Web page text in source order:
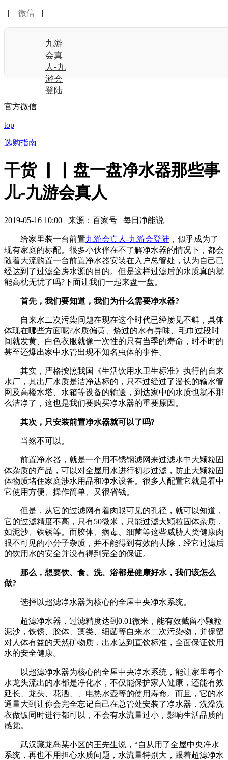
| | 微信 | |
九游
会真
人-九
游会
登陆
官方微信
top
选购指南
干货 ▏▏盘一盘净水器那些事
儿-九游会真人
2019-05-16 10:00 来源：百家号 每日净能说
给家里装一台前置九游会真人-九游会登陆 ，似乎成为了
现有家庭的标配。很多小伙伴在不了解净水器的情况下，都会
随着大流购置一台前置净水器安装在入户总管处，认为自己已
经达到了过滤全房水源的目的。但是这样过滤后的水质真的就
能高枕无忧了吗?下面让我们一起来盘一盘。
首先，我们要知道，我们为什么需要净水器?
自来水二次污染问题在现在这个时代已经屡见不鲜，具体
体现在哪些方面呢?水质偏黄、烧过的水有异味、毛巾过段时
间就发黄、白色衣服就像一次性的只有当季的寿命，时不时的
甚至还爆出家中水管出现不知名虫体的事件。
其实，严格按照我国《生活饮用水卫生标准》执行的自来
水厂，其出厂水质是洁净达标的，只不过经过了漫长的输水管
网及高楼水塔、水箱等设备的输送，到达家中的水质也就不那
么洁净了，这也是我们要购买净水器的重要原因。
其次，只安装前置净水器就可以了吗?
当然不可以。
前置净水器，就是一个用不锈钢滤网来过滤水中大颗粒固
体杂质的产品，可以对全屋用水进行初步过滤，防止大颗粒固
体物质堵住家庭涉水用品和净水设备。很多人配置它就是看中
它使用方便、操作简单、又很省钱。
但是，从它的过滤网有着肉眼可见的孔径，就可以知道，
它的过滤精度不高，只有50微米，只能过滤大颗粒固体杂质，
如泥沙、铁锈等。而胶体、病毒、细菌等这些威胁人类健康肉
眼不可见的小分子杂质，并不能得到有效的去除，经它过滤后
的饮用水的安全并没有得到完全的保证。
那么，想要饮、食、洗、浴都是健康好水，我们该怎么
做?
选择以超滤净水器为核心的全屋中央净水系统。
超滤净水器，过滤精度达到0.01微米，能有效截留小颗粒
泥沙，铁锈、胶体、藻类、细菌等自来水二次污染物，并保留
对人体有益的天然矿物质，出水达到直饮标准，全面保证饮用
水的安全健康。
以超滤净水器为核心的全屋中央净水系统，能让家里每个
水龙头流出的水都是净化水，不仅能保护家人健康，还能有效
延长、龙头、花洒、、电热水壶等的使用寿命。而且，它的水
通量大到让你会完全忘记自己在总管处安装了净水器，洗澡洗
衣做饭同时进行都可以，不会有水流量过小，影响生活品质的
感觉。
武汉藏龙岛某小区的王先生说，“自从用了全屋中央净水
系统，再也不用担心水质问题，水流量特别大，跟着超滤净水